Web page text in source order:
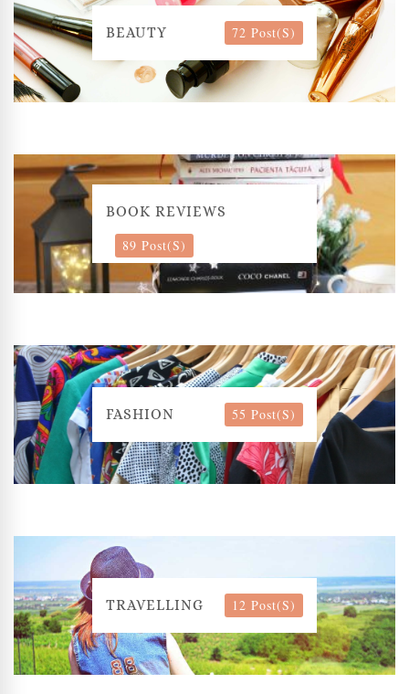
BEAUTY 72 Post(s)
BOOK REVIEWS
89 Post(s)
FASHION 55 Post(s)
TRAVELLING 12 Post(s)